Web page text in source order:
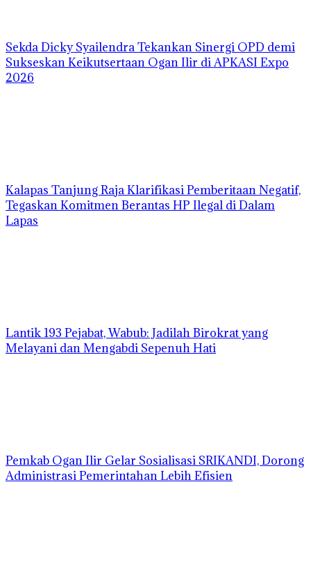
Sekda Dicky Syailendra Tekankan Sinergi OPD demi
Sukseskan Keikutsertaan Ogan Ilir di APKASI Expo
2026
Kalapas Tanjung Raja Klarifikasi Pemberitaan Negatif,
Tegaskan Komitmen Berantas HP Ilegal di Dalam
Lapas
Lantik 193 Pejabat, Wabub: Jadilah Birokrat yang
Melayani dan Mengabdi Sepenuh Hati
Pemkab Ogan Ilir Gelar Sosialisasi SRIKANDI, Dorong
Administrasi Pemerintahan Lebih Efisien